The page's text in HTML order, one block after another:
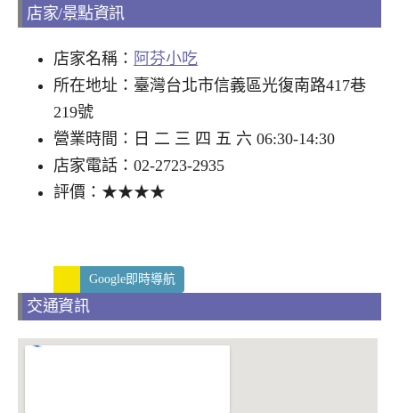
店家/景點資訊
店家名稱： 阿芬小吃
所在地址：臺灣台北市信義區光復南路417巷
219號
營業時間：日 二 三 四 五 六 06:30-14:30
店家電話：02-2723-2935
評價：★★★★
Google即時導航
交通資訊